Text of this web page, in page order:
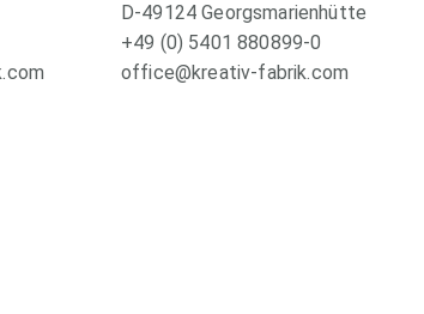
D-49124 Georgsmarienhütte
+49 (0) 5401 880899-0
office@kreativ-fabrik.com